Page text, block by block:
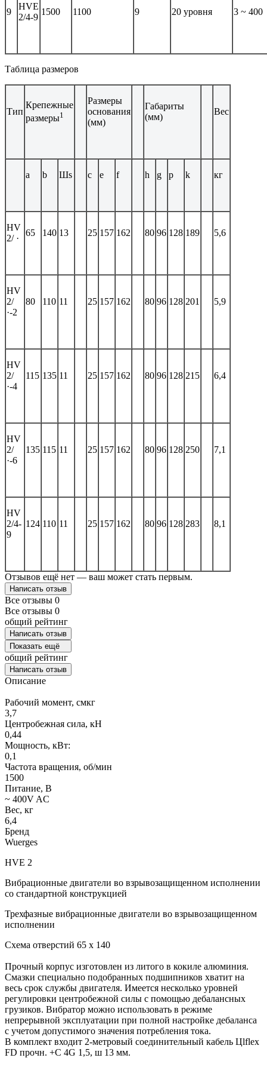
9
HVE
2/4-9
1500 1100 9 20 уровня 3 ~ 400
Таблица размеров
Тип
Крепежные
размеры1
Размеры
основания
(мм)
Габариты
(мм)
Вес
a b Шs c e f h g p k кг
HV
2/ ·
65 140 13 25 157 162 80 96 128 189 5,6
HV
2/
·-2
80 110 11 25 157 162 80 96 128 201 5,9
HV
2/
·-4
115 135 11 25 157 162 80 96 128 215 6,4
HV
2/
·-6
135 115 11 25 157 162 80 96 128 250 7,1
HV
2/4-
9
124 110 11 25 157 162 80 96 128 283 8,1
Отзывов ещё нет — ваш может стать первым.
Написать отзыв
Все отзывы 0
Все отзывы 0
общий рейтинг
Написать отзыв
Показать ещё
общий рейтинг
Написать отзыв
Описание
Рабочий момент, смкг
3,7
Центробежная сила, кН
0,44
Мощность, кВт:
0,1
Частота вращения, об/мин
1500
Питание, В
~ 400V AC
Вес, кг
6,4
Бренд
Wuerges
HVE 2
Вибрационные двигатели во взрывозащищенном исполнении
со стандартной конструкцией
Трехфазные вибрационные двигатели во взрывозащищенном
исполнении
Схема отверстий 65 x 140
Прочный корпус изготовлен из литого в кокиле алюминия.
Смазки специально подобранных подшипников хватит на
весь срок службы двигателя. Имеется несколько уровней
регулировки центробежной силы с помощью дебалансных
грузиков. Вибратор можно использовать в режиме
непрерывной эксплуатации при полной настройке дебаланса
с учетом допустимого значения потребления тока.
В комплект входит 2-метровый соединительный кабель Цlflex
FD прочн. +C 4G 1,5, ш 13 мм.